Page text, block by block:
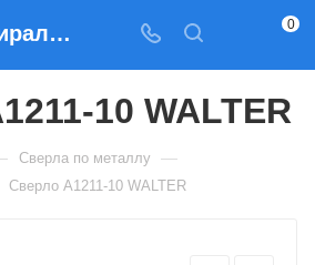
Сверла спиральные Сверло A1211-10 WALTER — купить по выгодным ценам в Москве 0
10 WALTER
Сверла по металлу —
Сверло A1211-10 WALTER